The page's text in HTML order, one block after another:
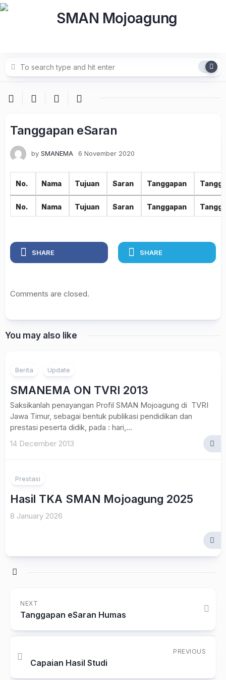
Skip
Tanggapan eSaran
by SMANEMA 6 November 2020
No. Nama Tujuan Saran Tanggapan
No. Nama Tujuan Saran Tanggapan
SHARE SHARE
Comments are closed.
You may also like
Berita Update
SMANEMA ON TVRI 2013
Saksikanlah penayangan Profil SMAN Mojoagung di TVRI
Jawa Timur, sebagai bentuk publikasi pendidikan dan
prestasi peserta didik, pada : hari,...
14 December 2013
Prestasi
Hasil TKA SMAN Mojoagung 2025
8 January 2026
NEXT
Tanggapan eSaran Humas
PREVIOUS
Capaian Hasil Studi